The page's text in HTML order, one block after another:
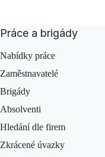
Práce a brigády
Nabídky práce
Zaměstnavatelé
Brigády
Absolventi
Hledání dle firem
Zkrácené úvazky